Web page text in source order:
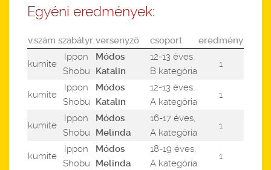
Egyéni eredmények:
v.szám szabályr.versenyző csoport eredmény
kumite
Ippon
Shobu
Módos
Katalin
12-13 éves,
B kategória
1
kumite
Ippon
Shobu
Módos
Katalin
12-13 éves,
A kategória
1
kumite
Ippon
Shobu
Módos
Melinda
16-17 éves,
A kategória
1
kumite
Ippon
Shobu
Módos
Melinda
18-19 éves,
A kategória
1